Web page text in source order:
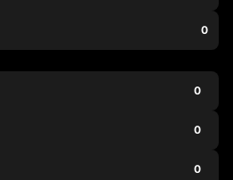
0
0
0
0